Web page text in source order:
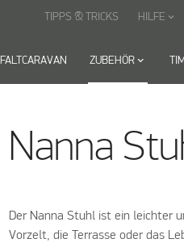
FALTCARAVAN ZUBEHÖR keyboard_arrow_down
TIPPS & TRICKS HILFE keyboard_arrow_down
Nanna
Der Nanna Stuhl ist ein leichter
Vorzelt, die Terrasse oder das